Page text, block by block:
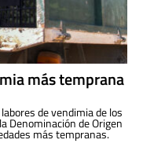
más temprana
de vendimia de los
Denominación de Origen
más tempranas.